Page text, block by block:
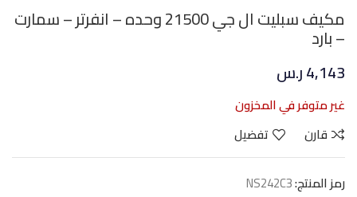
مكيف سبليت ال جي 21500 وحده – انفرتر – سمارت
– بارد
4,143ر.س
غير متوفر في المخزون
قارن
تفضيل
رمز المنتج:NS242C3